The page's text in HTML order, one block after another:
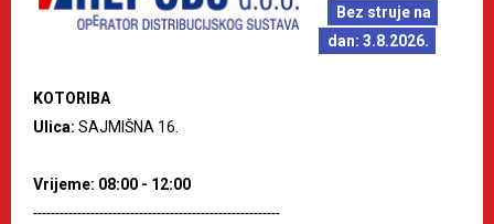
Bez struje na
dan: 3.8.2026.
KOTORIBA
Ulica: SAJMIŠNA 16.
Vrijeme: 08:00 - 12:00
--------------------------------------------------------